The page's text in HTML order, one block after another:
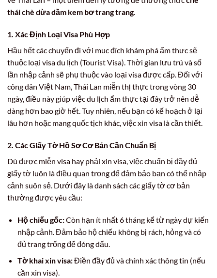
thái chè dừa dầm kem bơ trang trang.
1. Xác Định Loại Visa Phù Hợp
Hầu hết các chuyến đi với mục đích khám phá ẩm thực sẽ
thuộc loại visa du lịch (Tourist Visa). Thời gian lưu trú và số
lần nhập cảnh sẽ phụ thuộc vào loại visa được cấp. Đối với
công dân Việt Nam, Thái Lan miễn thị thực trong vòng 30
ngày, điều này giúp việc du lịch ẩm thực tại đây trở nên dễ
dàng hơn bao giờ hết. Tuy nhiên, nếu bạn có kế hoạch ở lại
lâu hơn hoặc mang quốc tịch khác, việc xin visa là cần thiết.
2. Các Giấy Tờ Hồ Sơ Cơ Bản Cần Chuẩn Bị
Dù được miễn visa hay phải xin visa, việc chuẩn bị đầy đủ
giấy tờ luôn là điều quan trọng để đảm bảo bạn có thể nhập
cảnh suôn sẻ. Dưới đây là danh sách các giấy tờ cơ bản
thường được yêu cầu:
Hộ chiếu gốc:Còn hạn ít nhất 6 tháng kể từ ngày dự kiến
nhập cảnh. Đảm bảo hộ chiếu không bị rách, hỏng và có
đủ trang trống để đóng dấu.
Tờ khai xin visa:Điền đầy đủ và chính xác thông tin (nếu
cần xin visa).